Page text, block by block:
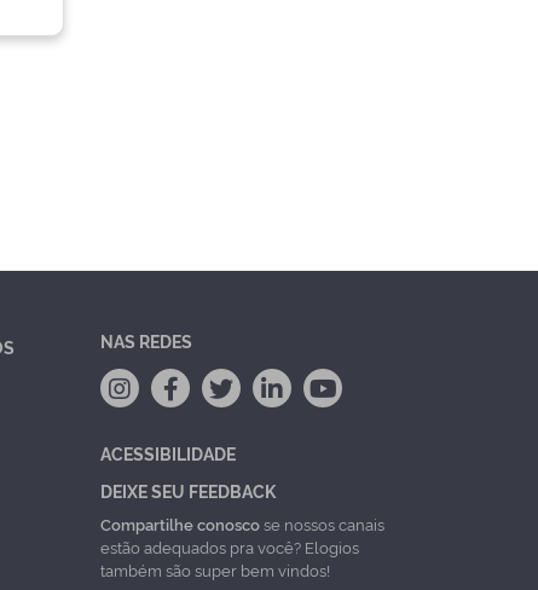
NAS REDES
ACESSIBILIDADE
DEIXE SEU FEEDBACK
Compartilhe conoscose nossos canais
estão adequados pra você? Elogios
também são super bem vindos!